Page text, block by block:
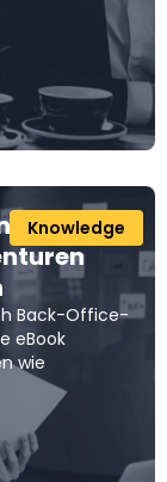
Knowledge
Zeit: Wie
Back-Office-
eBook
wie